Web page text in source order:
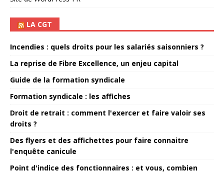
LA CGT
Incendies : quels droits pour les salariés saisonniers ?
La reprise de Fibre Excellence, un enjeu capital
Guide de la formation syndicale
Formation syndicale : les affiches
Droit de retrait : comment l'exercer et faire valoir ses
droits ?
Des flyers et des affichettes pour faire connaitre
l'enquête canicule
Point d'indice des fonctionnaires : et vous, combien